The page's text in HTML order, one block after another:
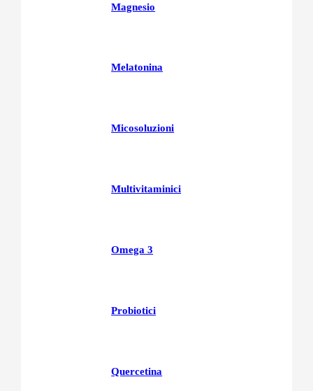
Magnesio
Melatonina
Micosoluzioni
Multivitaminici
Omega 3
Probiotici
Quercetina